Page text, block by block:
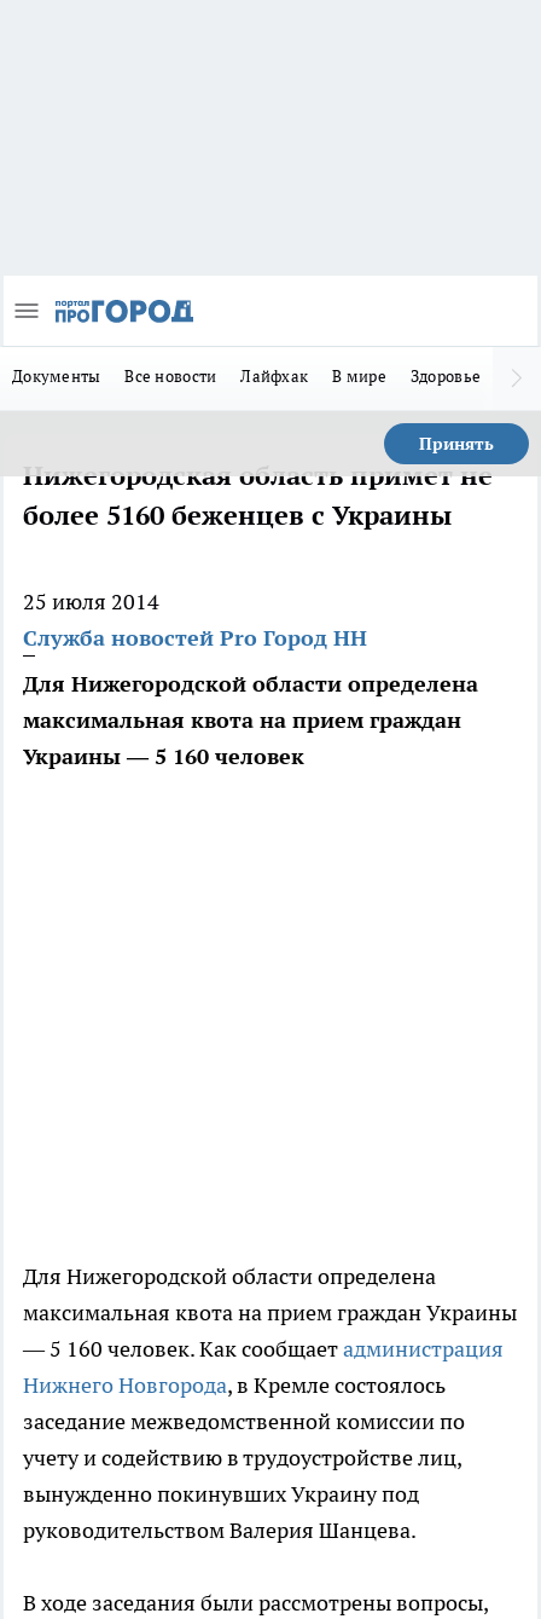
Документы Все новости Лайфхак В мире Здоровье
Принять
Нижегородская область примет не
более 5160 беженцев с Украины
25 июля 2014
Служба новостей Pro Город НН
Для Нижегородской области определена
максимальная квота на прием граждан
Украины — 5 160 человек
Для Нижегородской области определена
максимальная квота на прием граждан Украины
— 5 160 человек. Как сообщаетадминистрация
Нижнего Новгорода, в Кремле состоялось
заседание межведомственной комиссии по
учету и содействию в трудоустройстве лиц,
вынужденно покинувших Украину под
руководительством Валерия Шанцева.
В ходе заседания были рассмотрены вопросы,